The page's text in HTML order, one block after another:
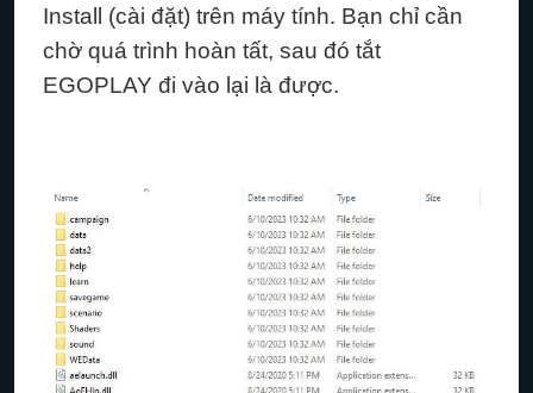
Install (cài đặt) trên máy tính. Bạn chỉ cần
chờ quá trình hoàn tất, sau đó tắt
EGOPLAY đi vào lại là được.